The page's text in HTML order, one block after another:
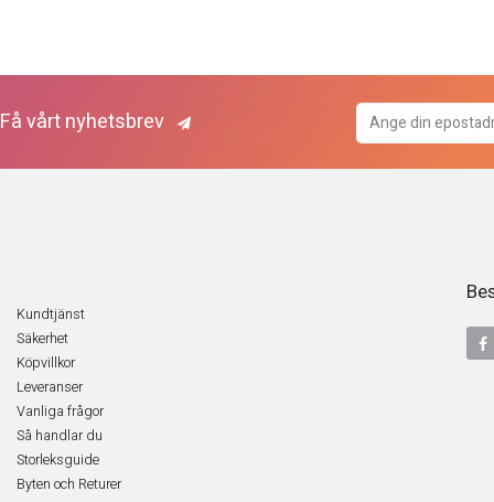
Få vårt nyhetsbrev
Kundtjänst
Säkerhet
Köpvillkor
Leveranser
Vanliga frågor
Så handlar du
Storleksguide
Byten och Returer